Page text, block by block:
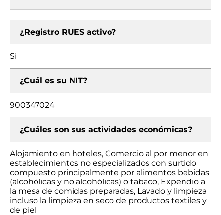
¿Registro RUES activo?
Si
¿Cuál es su NIT?
900347024
¿Cuáles son sus actividades económicas?
Alojamiento en hoteles, Comercio al por menor en
establecimientos no especializados con surtido
compuesto principalmente por alimentos bebidas
(alcohólicas y no alcohólicas) o tabaco, Expendio a
la mesa de comidas preparadas, Lavado y limpieza
incluso la limpieza en seco de productos textiles y
de piel